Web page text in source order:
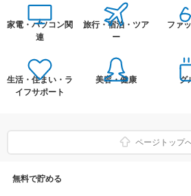
家電・パソコン関
連
旅行・宿泊・ツア
ー
ファ
生活・住まい・ラ
イフサポート
美容・健康 グ
ページトップ
無料で貯める